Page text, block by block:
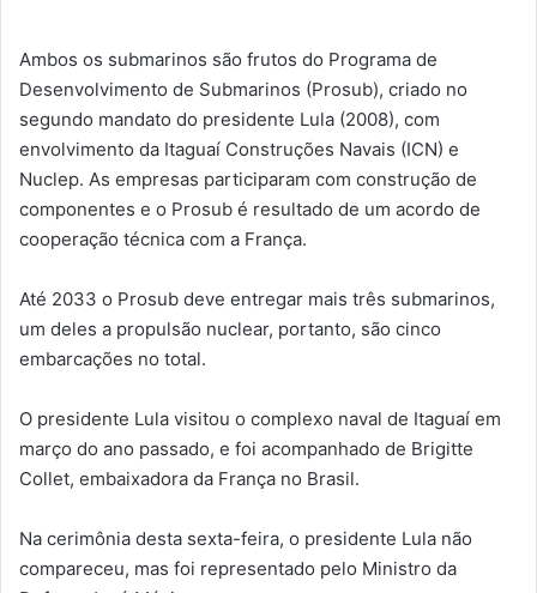
Ambos os submarinos são frutos do Programa de
Desenvolvimento de Submarinos (Prosub), criado no
segundo mandato do presidente Lula (2008), com
envolvimento da Itaguaí Construções Navais (ICN) e
Nuclep. As empresas participaram com construção de
componentes e o Prosub é resultado de um acordo de
cooperação técnica com a França.
Até 2033 o Prosub deve entregar mais três submarinos,
um deles a propulsão nuclear, portanto, são cinco
embarcações no total.
O presidente Lula visitou o complexo naval de Itaguaí em
março do ano passado, e foi acompanhado de Brigitte
Collet, embaixadora da França no Brasil.
Na cerimônia desta sexta-feira, o presidente Lula não
compareceu, mas foi representado pelo Ministro da